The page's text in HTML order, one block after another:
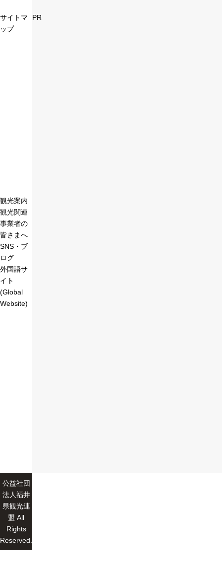
サイトマ
ップ
観光案内
観光関連
事業者の
皆さまへ
SNS・ブ
ログ
外国語サ
イト
(Global
Website)
PR
公益社団
法人福井
県観光連
盟 All
Rights
Reserved.